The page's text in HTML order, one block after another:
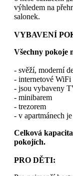
výhledem na
salonek.
VYBAVENÍ
Všechny pokoje
- svěží, moderní
- internetové WiFi
- jsou vybaveny
- minibarem
- trezorem
- v apartmánech
Celková
pokojích.
PRO DĚTI: